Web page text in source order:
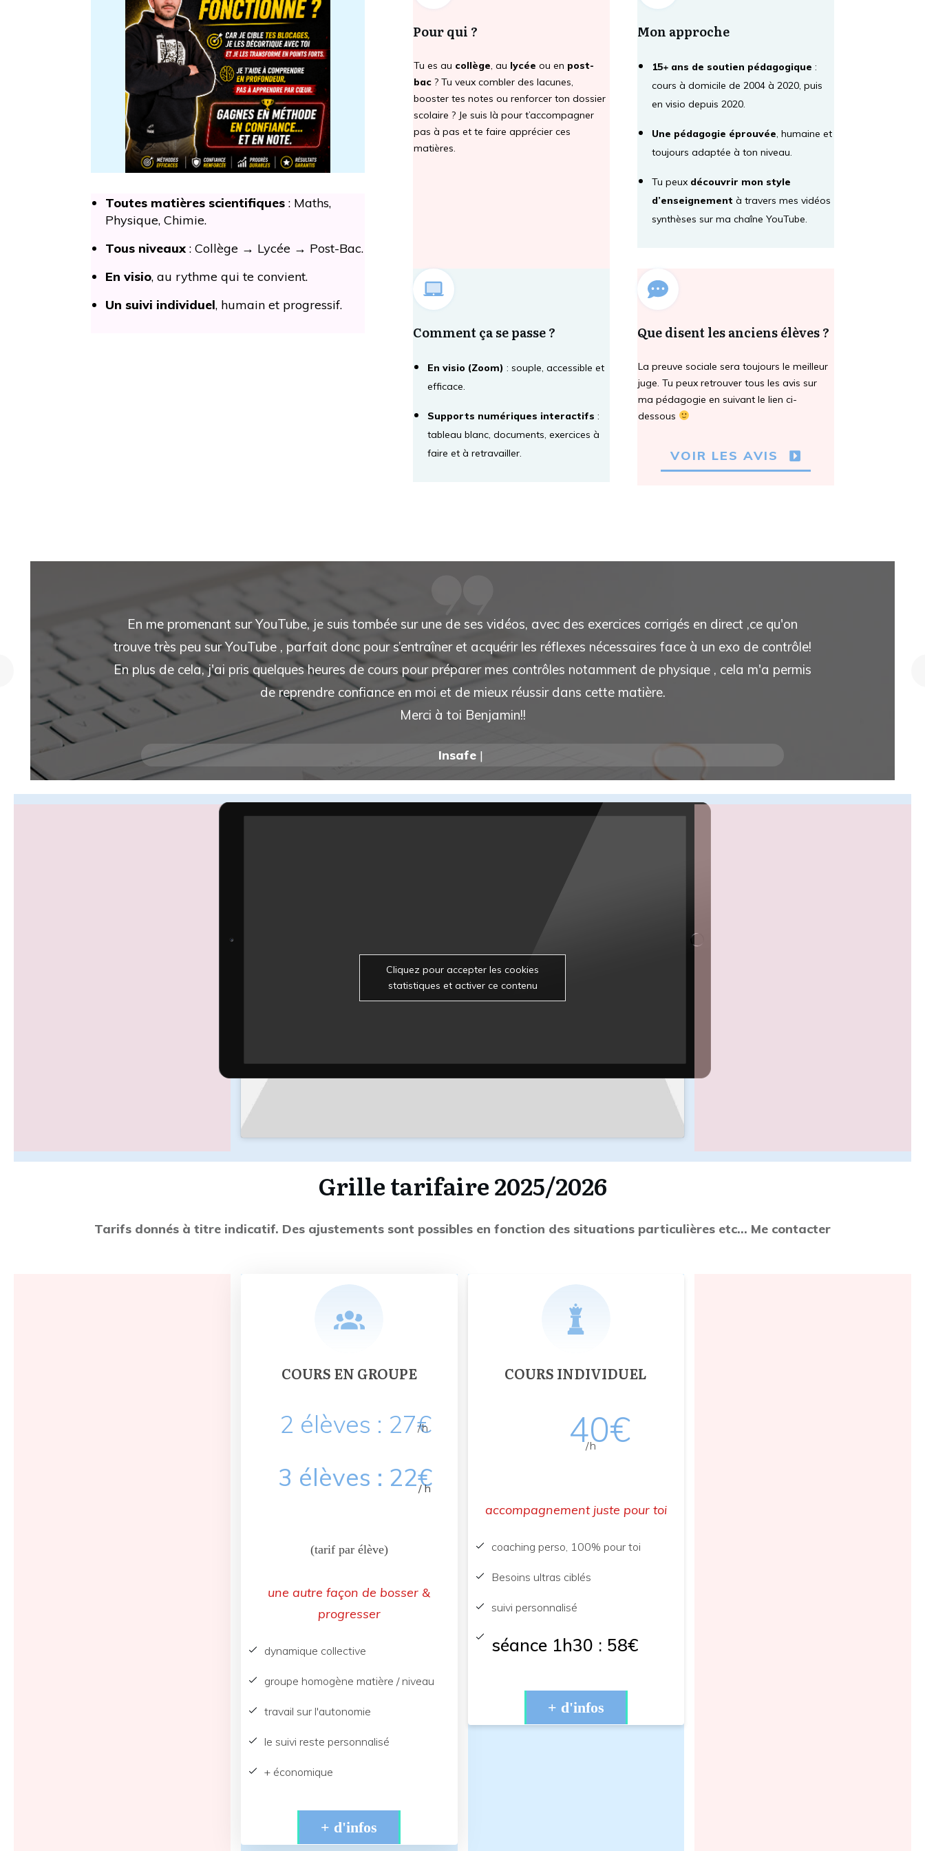
Toutes matières scientifiques : Maths,
Physique, Chimie.
Tous niveaux: Collège → Lycée → Post-Bac.
En visio, au rythme qui te convient.
Un suivi individuel, humain et progressif.
Pour qui ?
Tu es au collège, au lycée ou en post-
bac ? Tu veux combler des lacunes,
booster tes notes ou renforcer ton dossier
scolaire ? Je suis là pour t’accompagner
pas à pas et te faire apprécier ces
matières.
Mon approche
15+ ans de soutien pédagogique :
cours à domicile de 2004 à 2020, puis
en visio depuis 2020.
Une pédagogie éprouvée, humaine et
toujours adaptée à ton niveau.
Tu peux découvrir mon style
d’enseignement à travers mes vidéos
synthèses sur ma chaîne YouTube.
Comment ça se passe ?
En visio (Zoom) : souple, accessible et
efficace.
Supports numériques interactifs :
tableau blanc, documents, exercices à
faire et à retravailler.
Que disent les anciens élèves ?
La preuve sociale sera toujours le meilleur
juge. Tu peux retrouver tous les avis sur
ma pédagogie en suivant le lien ci-
dessous
VOIR LES AVIS
En me promenant sur YouTube, je suis tombée sur une de ses vidéos, avec des exercices corrigés en direct ,ce qu'on
trouve très peu sur YouTube , parfait donc pour s’entraîner et acquérir les réflexes nécessaires face à un exo de contrôle!
En plus de cela, j'ai pris quelques heures de cours pour préparer mes contrôles notamment de physique , cela m'a permis
de reprendre confiance en moi et de mieux réussir dans cette matière.
Merci à toi Benjamin!!
Insafe |
Cliquez pour accepter les cookies
statistiques et activer ce contenu
Grille tarifaire 2025/2026
Tarifs donnés à titre indicatif. Des ajustements sont possibles en fonction des situations particulières etc... Me contacter
COURS EN GROUPE
2 élèves : 27€
/h
3 élèves : 22€
/ h
(tarif par élève)
une autre façon de bosser &
progresser
dynamique collective
groupe homogène matière / niveau
travail sur l'autonomie
le suivi reste personnalisé
+ économique
+ d'infos
COURS INDIVIDUEL
40€
/h
accompagnement juste pour toi
coaching perso, 100% pour toi
Besoins ultras ciblés
suivi personnalisé
séance 1h30 : 58€
+ d'infos